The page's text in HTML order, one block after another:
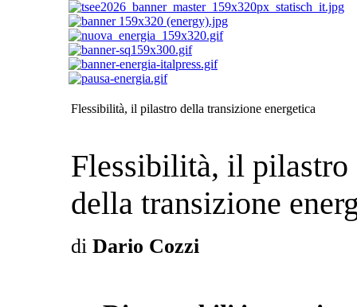
Flessibilità, il pilastro della transizione energetica
Flessibilità, il pilastro
della transizione
di Dario Cozzi